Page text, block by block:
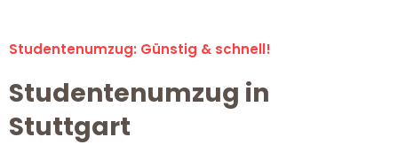
Studentenumzug: Günstig & schnell!
Studentenumzug in
Stuttgart